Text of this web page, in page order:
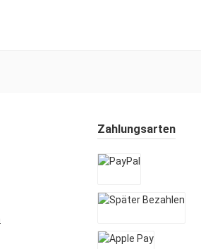
Zahlungsarten
PayPal
Später Bezahlen